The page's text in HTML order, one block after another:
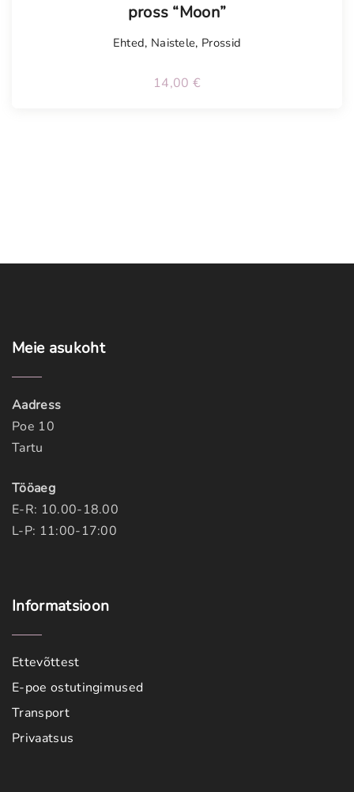
pross “Moon”
Ehted, Naistele, Prossid
14,00 €
Meie asukoht
Aadress
Poe 10
Tartu
Tööaeg
E-R: 10.00-18.00
L-P: 11:00-17:00
Informatsioon
Ettevõttest
E-poe ostutingimused
Transport
Privaatsus